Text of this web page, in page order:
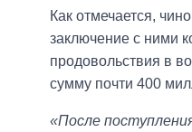
Как отмечается,
заключение с ними
продовольствия в
сумму почти 400
«После